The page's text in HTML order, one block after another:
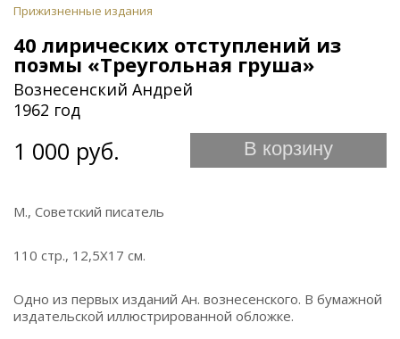
Прижизненные издания
40 лирических отступлений из
поэмы «Треугольная груша»
Вознесенский Андрей
1962 год
1 000 руб. В корзину
М., Советский писатель
110 стр., 12,5Х17 см.
Одно из первых изданий Ан. вознесенского. В бумажной
издательской иллюстрированной обложке.